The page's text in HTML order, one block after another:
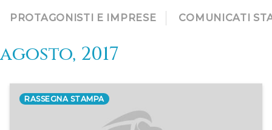
PROTAGONISTI E IMPRESE COMUNICATI
agosto, 2017
RASSEGNA STAMPA